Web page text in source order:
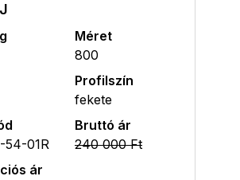
Méret
800
Profilszín
fekete
54-01R
Bruttó ár
240 000 Ft
ár